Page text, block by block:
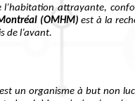
l’habitation attrayante,
(OMHM) est à la
de l’avant.
un organisme à but non